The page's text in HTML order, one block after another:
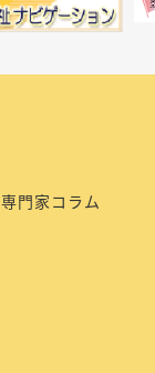
専門家コラム